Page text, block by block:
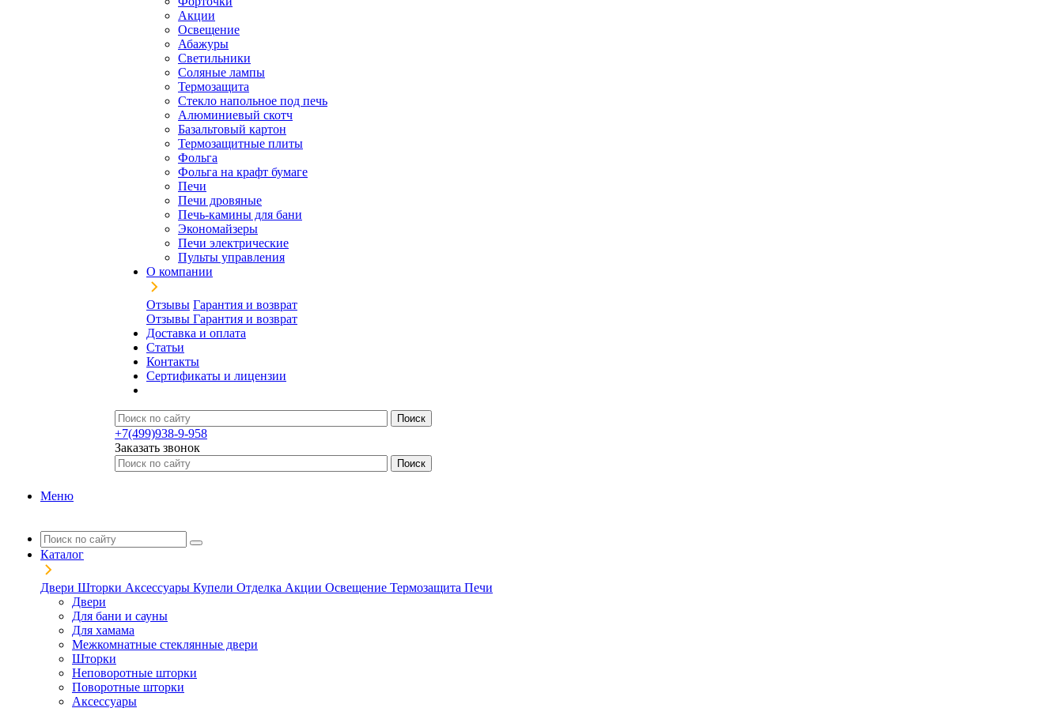
Акции
Освещение
Абажуры
Светильники
Соляные лампы
Термозащита
Стекло напольное под печь
Алюминиевый скотч
Базальтовый картон
Термозащитные плиты
Фольга
Фольга на крафт бумаге
Печи
Печи дровяные
Печь-камины для бани
Экономайзеры
Печи электрические
Пульты управления
О компании
Отзывы Гарантия и возврат
Отзывы Гарантия и возврат
Доставка и оплата
Статьи
Контакты
Сертификаты и лицензии
+7(499)938-9-958
Заказать звонок
Меню
Каталог
Двери Шторки Аксессуары Купели Отделка Акции Освещение Термозащита Печи
Двери
Для бани и сауны
Для хамама
Межкомнатные стеклянные двери
Шторки
Неповоротные шторки
Поворотные шторки
Аксессуары